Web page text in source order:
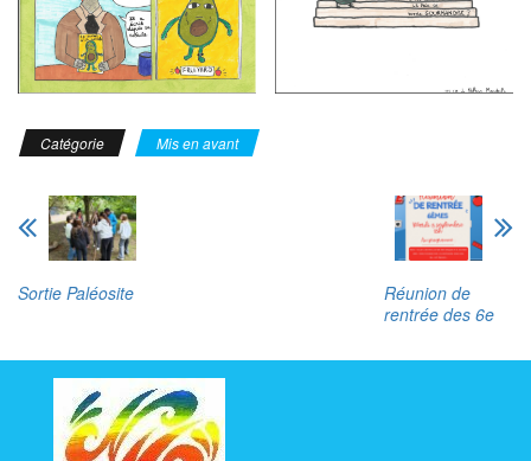
Catégorie Mis en avant
Sortie Paléosite
Réunion de
rentrée des 6e